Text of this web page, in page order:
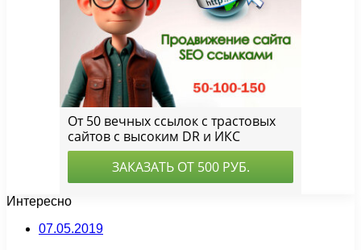
Интересно
07.05.2019